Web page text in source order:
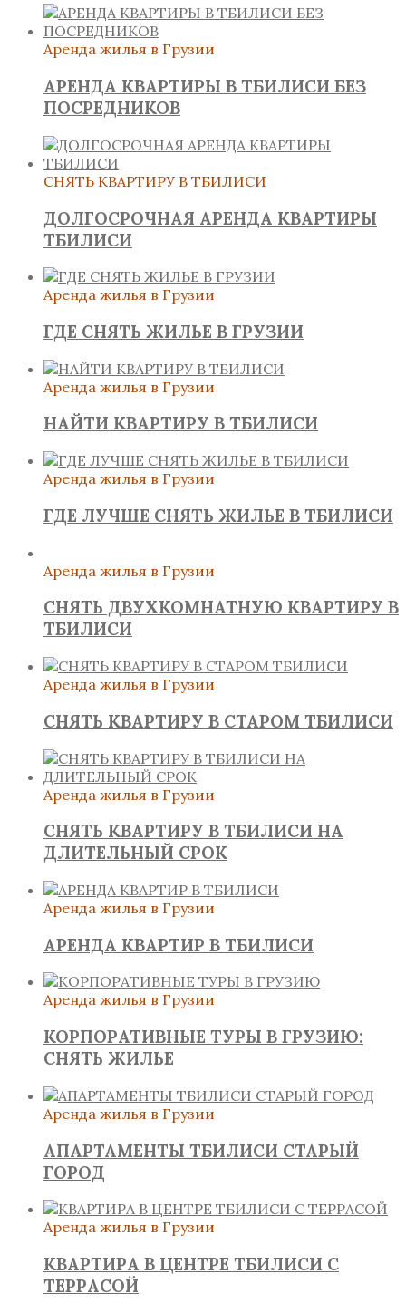
Аренда жилья в Грузии
АРЕНДА КВАРТИРЫ В ТБИЛИСИ БЕЗ
ПОСРЕДНИКОВ
СНЯТЬ КВАРТИРУ В ТБИЛИСИ
ДОЛГОСРОЧНАЯ АРЕНДА КВАРТИРЫ
ТБИЛИСИ
Аренда жилья в Грузии
ГДЕ СНЯТЬ ЖИЛЬЕ В ГРУЗИИ
Аренда жилья в Грузии
НАЙТИ КВАРТИРУ В ТБИЛИСИ
Аренда жилья в Грузии
ГДЕ ЛУЧШЕ СНЯТЬ ЖИЛЬЕ В ТБИЛИСИ
Аренда жилья в Грузии
СНЯТЬ ДВУХКОМНАТНУЮ КВАРТИРУ В
ТБИЛИСИ
Аренда жилья в Грузии
СНЯТЬ КВАРТИРУ В СТАРОМ ТБИЛИСИ
Аренда жилья в Грузии
СНЯТЬ КВАРТИРУ В ТБИЛИСИ НА
ДЛИТЕЛЬНЫЙ СРОК
Аренда жилья в Грузии
АРЕНДА КВАРТИР В ТБИЛИСИ
Аренда жилья в Грузии
КОРПОРАТИВНЫЕ ТУРЫ В ГРУЗИЮ:
СНЯТЬ ЖИЛЬЕ
Аренда жилья в Грузии
АПАРТАМЕНТЫ ТБИЛИСИ СТАРЫЙ
ГОРОД
Аренда жилья в Грузии
КВАРТИРА В ЦЕНТРЕ ТБИЛИСИ С
ТЕРРАСОЙ